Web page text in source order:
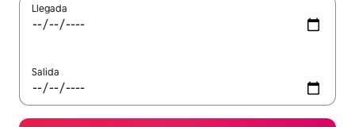
Llegada
Salida